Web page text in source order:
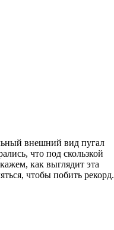
внешний вид пугал
что под скользкой
как выглядит эта
чтобы побить рекорд.